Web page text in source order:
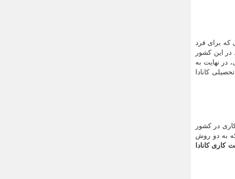
که برای فرد
این کشور
در نهایت به
کانادا
در کشور
که به دو روش
کاری کانادا